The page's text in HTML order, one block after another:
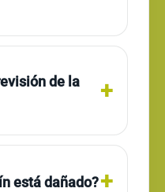
de la
está dañado?